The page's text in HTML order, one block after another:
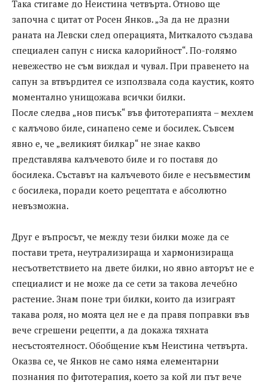
Така стигаме до Неистина четвърта. Отново ще
започна с цитат от Росен Янков. „За да не дразни
раната на Левски след операцията, Миткалото създава
специален сапун с ниска калорийност“. По-голямо
невежество не съм виждал и чувал. При правенето на
сапун за втвърдител се използвала сода каустик, която
моментално унищожава всички билки.
После следва „нов писък“ във фитотерапията – мехлем
с калъчово биле, синапено семе и босилек. Съвсем
явно е, че „великият билкар“ не знае какво
представлява калъчевото биле и го поставя до
босилека. Съставът на калъчевото биле е несъвместим
с босилека, поради което рецептата е абсолютно
невъзможна.
Друг е въпросът, че между тези билки може да се
постави трета, неутрализираща и хармонизираща
несъответствието на двете билки, но явно авторът не е
специалист и не може да се сети за такова лечебно
растение. Знам поне три билки, които да изиграят
такава роля, но моята цел не е да правя поправки във
вече сгрешени рецепти, а да докажа тяхната
несъстоятелност. Обобщение към Неистина четвърта.
Оказва се, че Янков не само няма елементарни
познания по фитотерапия, което за кой ли път вече